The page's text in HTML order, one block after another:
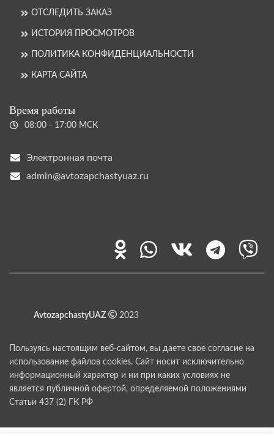
ОТСЛЕДИТЬ ЗАКАЗ
ИСТОРИЯ ПРОСМОТРОВ
ПОЛИТИКА КОНФИДЕНЦИАЛЬНОСТИ
КАРТА САЙТА
Время работы
08:00 - 17:00 МСК
Электронная почта
admin@avtozapchastyuaz.ru
AvtozapchastyUAZ 2023
Пользуясь настоящим веб-сайтом, вы даете свое согласие на
использование файлов cookies. Сайт носит исключительно
информационный характер и ни при каких условиях не
является публичной офертой, определяемой положениями
Статьи 437 (2) ГК РФ